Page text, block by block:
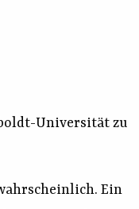
Universität zu
Ein